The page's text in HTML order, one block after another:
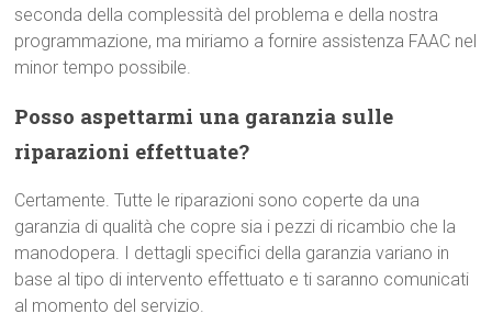
seconda della complessità del problema e della nostra
programmazione, ma miriamo a fornire assistenza FAAC nel
minor tempo possibile.
Posso aspettarmi una garanzia sulle
riparazioni effettuate?
Certamente. Tutte le riparazioni sono coperte da una
garanzia di qualità che copre sia i pezzi di ricambio che la
manodopera. I dettagli specifici della garanzia variano in
base al tipo di intervento effettuato e ti saranno comunicati
al momento del servizio.